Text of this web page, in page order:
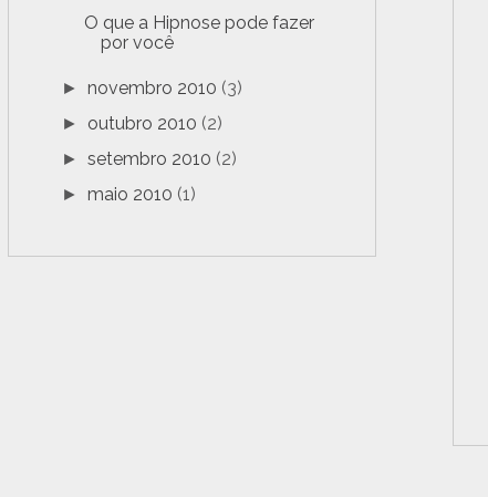
O que a Hipnose pode fazer
por você
►novembro 2010 (3)
► outubro 2010 (2)
►setembro 2010 (2)
►maio 2010 (1)